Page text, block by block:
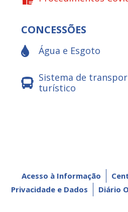
CONCESSÕES
Água e Esgoto
Sistema de
turístico
Acesso à Informação
Privacidade e Dados
Diário